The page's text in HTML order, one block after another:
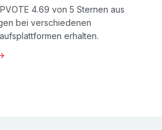
4.69 von 5 Sternen aus
bei verschiedenen
erhalten.